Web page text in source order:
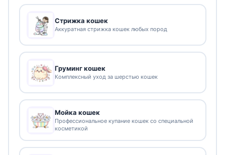
Стрижка кошек
Аккуратная стрижка кошек любых пород
Груминг кошек
Комплексный уход за шерстью кошек
Мойка кошек
Профессиональное купание кошек со специальной
косметикой